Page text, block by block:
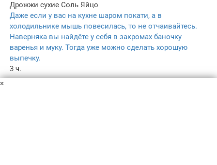
Дрожжи сухие Соль Яйцо
Даже если у вас на кухне шаром покати, а в
холодильнике мышь повесилась, то не отчаивайтесь.
Наверняка вы найдёте у себя в закромах баночку
варенья и муку. Тогда уже можно сделать хорошую
выпечку.
3 ч.
–
×